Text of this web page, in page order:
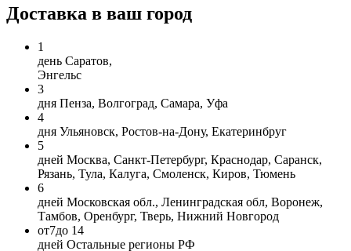
Доставка в ваш город
1
день Саратов,
Энгельс
3
дня Пенза, Волгоград, Самара, Уфа
4
дня Ульяновск, Ростов-на-Дону, Екатеринбруг
5
дней Москва, Санкт-Петербург, Краснодар, Саранск,
Рязань, Тула, Калуга, Смоленск, Киров, Тюмень
6
дней Московская обл., Ленинградская обл, Воронеж,
Тамбов, Оренбург, Тверь, Нижний Новгород
от7до 14
дней Остальные регионы РФ